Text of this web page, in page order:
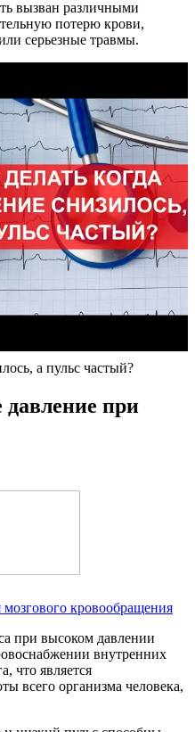
вызван различными
потерю крови,
серьезные травмы.
а пульс частый?
при
кровообращения
при высоком давлении
внутренних
что является
всего организма человека,